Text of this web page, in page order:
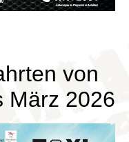
von
März 2026